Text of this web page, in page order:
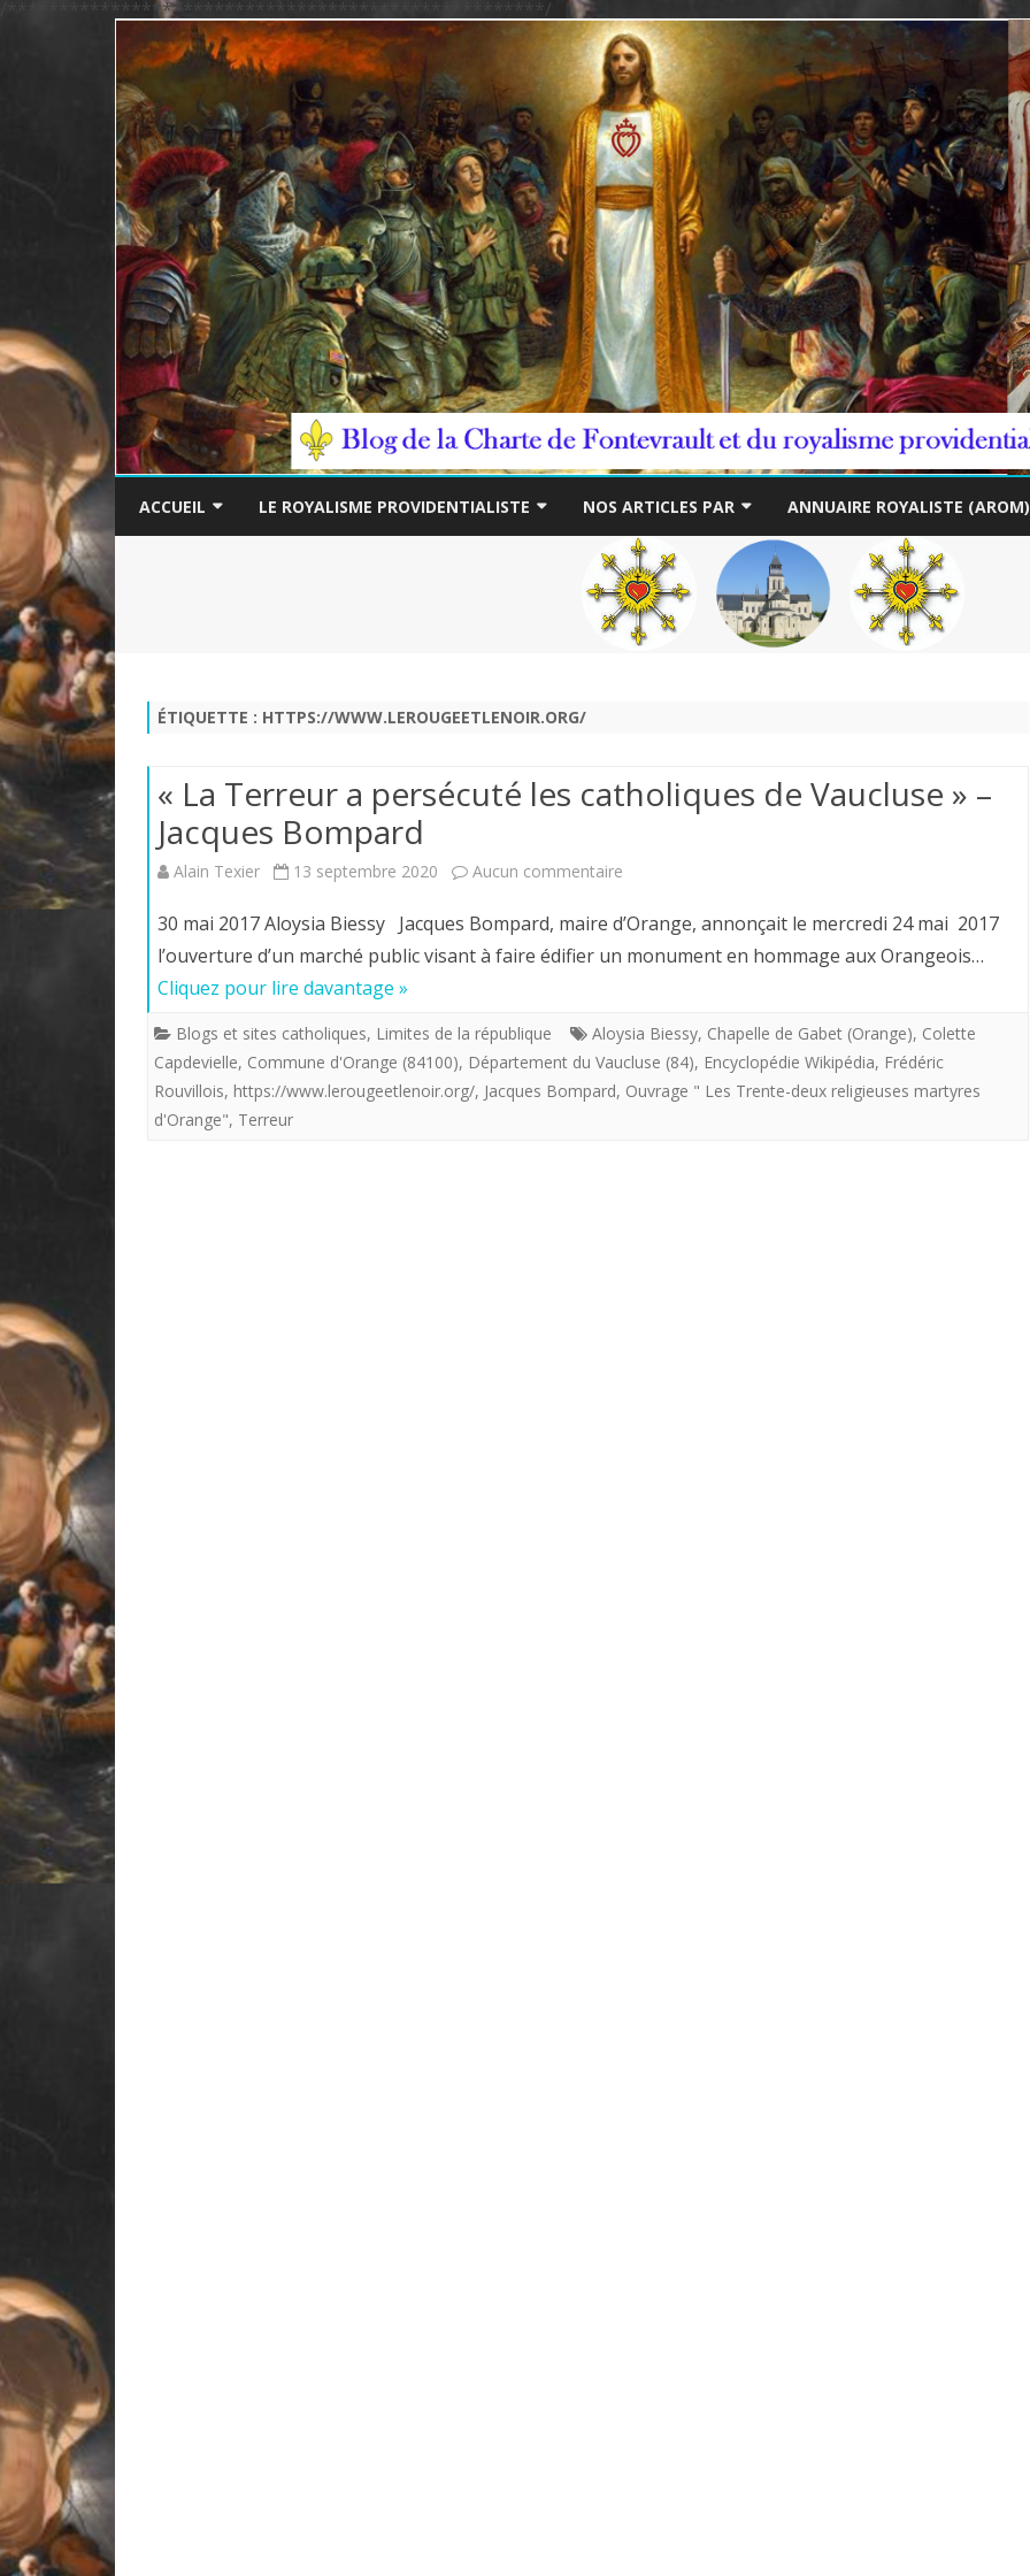
/****************************************************/
to
ACCUEIL LE ROYALISME PROVIDENTIALISTE NOS ARTICLES PAR
THÉME
AUTEUR
ANNUAIRE ROYALISTE (AROM)
ÉTIQUETTE : HTTPS://WWW.LEROUGEETLENOIR.ORG/
« La Terreur a persécuté les catholiques de Vaucluse » –
Jacques Bompard
Alain Texier 13 septembre 2020 Aucun commentaire
Terreur
persécuté
les
30 mai 2017 Aloysia Biessy Jacques Bompard, maire d’Orange, annonçait le mercredi 24 mai 2017
l’ouverture d’un marché public visant à faire édifier un monument en hommage aux Orangeois…
Cliquez pour lire davantage »
Blogs et sites catholiques, Limites de la république Aloysia Biessy, Chapelle de Gabet (Orange), Colette
Capdevielle, Commune d'Orange (84100), Département du Vaucluse (84), Encyclopédie Wikipédia, Frédéric
Rouvillois, https://www.lerougeetlenoir.org/, Jacques Bompard, Ouvrage " Les Trente-deux religieuses martyres
d'Orange", Terreur